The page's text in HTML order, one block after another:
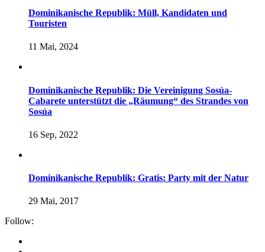
Dominikanische Republik: Müll, Kandidaten und
Touristen
11 Mai, 2024
Dominikanische Republik: Die Vereinigung Sosúa-
Cabarete unterstützt die „Räumung“ des Strandes von
Sosúa
16 Sep, 2022
Dominikanische Republik: Gratis: Party mit der Natur
29 Mai, 2017
Follow: